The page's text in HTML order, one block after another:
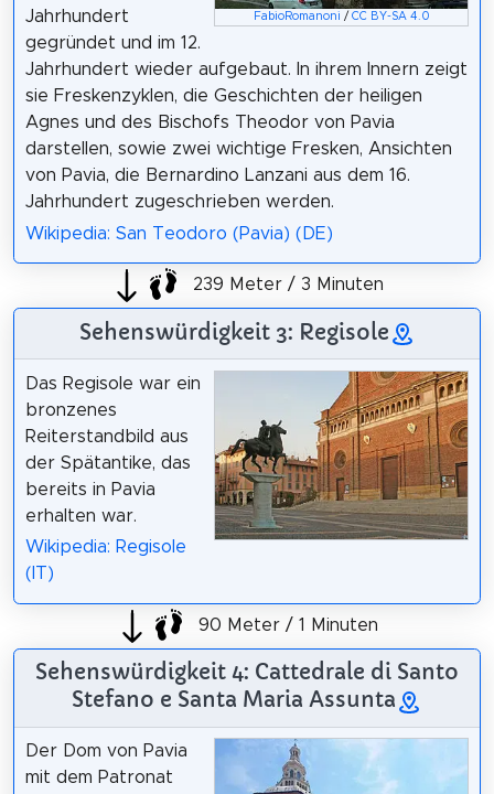
FabioRomanoni / CC BY-SA 4.0
Jahrhundert
gegründet und im 12.
Jahrhundert wieder aufgebaut. In ihrem Innern zeigt
sie Freskenzyklen, die Geschichten der heiligen
Agnes und des Bischofs Theodor von Pavia
darstellen, sowie zwei wichtige Fresken, Ansichten
von Pavia, die Bernardino Lanzani aus dem 16.
Jahrhundert zugeschrieben werden.
Wikipedia: San Teodoro (Pavia) (DE)
239 Meter / 3 Minuten
Sehenswürdigkeit 3: Regisole
Das Regisole war ein
bronzenes
Reiterstandbild aus
der Spätantike, das
bereits in Pavia
erhalten war.
Wikipedia: Regisole
(IT)
90 Meter / 1 Minuten
Sehenswürdigkeit 4: Cattedrale di Santo
Stefano e Santa Maria Assunta
Der Dom von Pavia
mit dem Patronat